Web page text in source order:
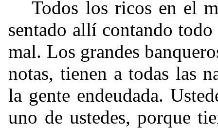
Todos los ricos en el
sentado allí contando
mal. Los grandes
notas, tienen a todas las
la gente endeudada.
uno de ustedes, porque